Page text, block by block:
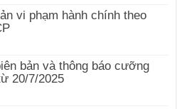
vi phạm hành chính theo
bản và thông báo cưỡng
20/7/2025